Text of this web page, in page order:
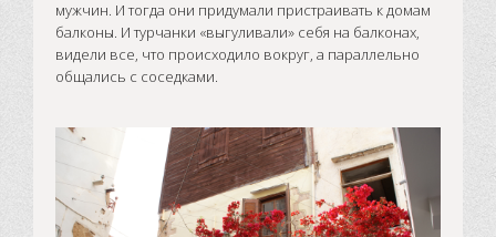
мужчин. И тогда они придумали пристраивать к домам
балконы. И турчанки «выгуливали» себя на балконах,
видели все, что происходило вокруг, а параллельно
общались с соседками.